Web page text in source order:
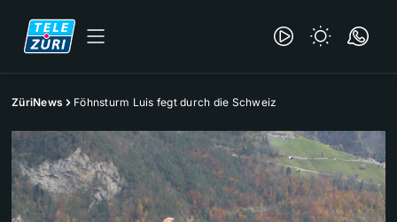
ZüriNews Föhnsturm Luis fegt durch die Schweiz